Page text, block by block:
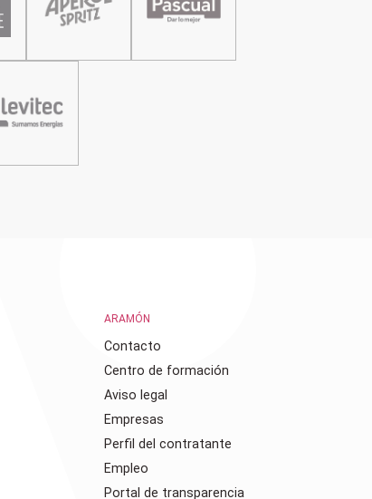
ARAMÓN
Contacto
Centro de formación
Aviso legal
Empresas
Perfil del contratante
Empleo
Portal de transparencia